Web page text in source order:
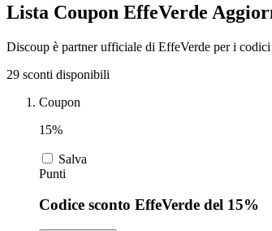
Lista Coupon EffeVerde
Discoup è partner ufficiale di EffeVerde per i
29 sconti disponibili
Coupon
15%
Salva
Punti
Codice sconto EffeVerde del 15%